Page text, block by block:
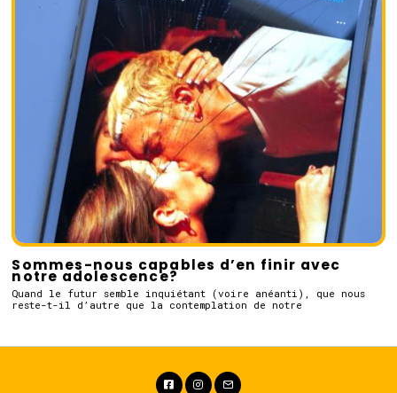
Sommes-nous capables d’en finir avec
notre adolescence?
Quand le futur semble inquiétant (voire anéanti), que nous
reste-t-il d’autre que la contemplation de notre